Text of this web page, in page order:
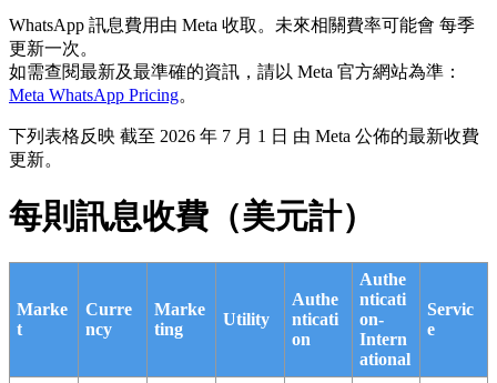
WhatsApp 訊息費用由 Meta 收取。未來相關費率可能會 每季
更新一次。
如需查閱最新及最準確的資訊，請以 Meta 官方網站為準：
Meta WhatsApp Pricing。
下列表格反映 截至 2026 年 7 月 1 日 由 Meta 公佈的最新收費
更新。
每則訊息收費（美元計）
Marke
t
Curre
ncy
Marke
ting
Utility
Authe
nticati
on
Authe
nticati
on-
Intern
ational
Servic
e